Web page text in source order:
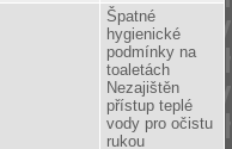
Špatné
hygienické
podmínky na
toaletách
Nezajištěn
přístup teplé
vody pro očistu
rukou